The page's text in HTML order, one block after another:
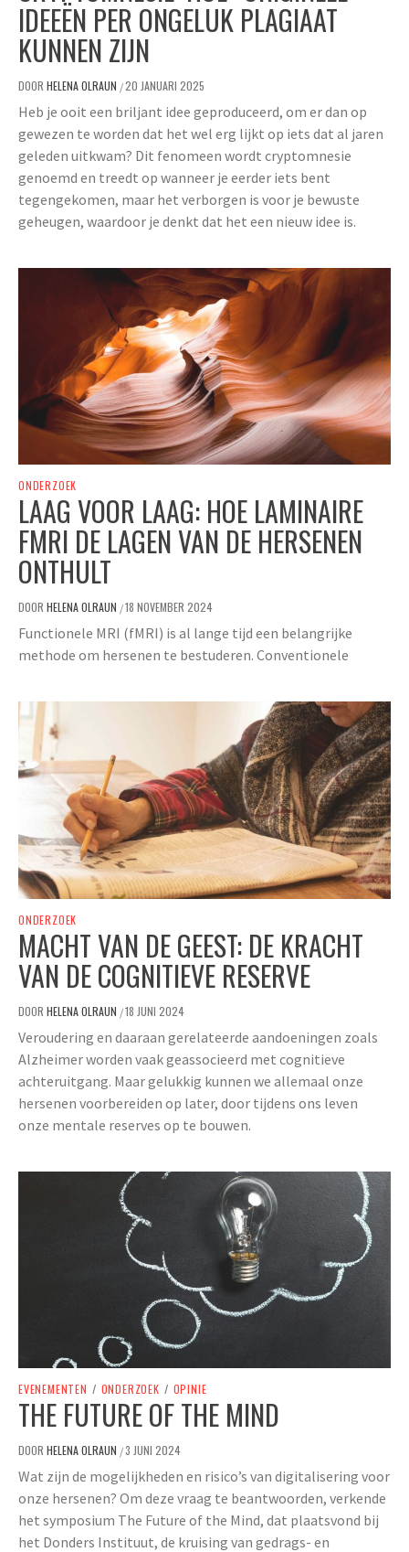
IDEEËN PER ONGELUK PLAGIAAT
KUNNEN ZIJN
DOOR HELENA OLRAUN /20 JANUARI 2025
Heb je ooit een briljant idee geproduceerd, om er dan op
gewezen te worden dat het wel erg lijkt op iets dat al jaren
geleden uitkwam? Dit fenomeen wordt cryptomnesie
genoemd en treedt op wanneer je eerder iets bent
tegengekomen, maar het verborgen is voor je bewuste
geheugen, waardoor je denkt dat het een nieuw idee is.
ONDERZOEK
LAAG VOOR LAAG: HOE LAMINAIRE
FMRI DE LAGEN VAN DE HERSENEN
ONTHULT
DOOR HELENA OLRAUN /18 NOVEMBER 2024
Functionele MRI (fMRI) is al lange tijd een belangrijke
methode om hersenen te bestuderen. Conventionele
ONDERZOEK
MACHT VAN DE GEEST: DE KRACHT
VAN DE COGNITIEVE RESERVE
DOOR HELENA OLRAUN /18 JUNI 2024
Veroudering en daaraan gerelateerde aandoeningen zoals
Alzheimer worden vaak geassocieerd met cognitieve
achteruitgang. Maar gelukkig kunnen we allemaal onze
hersenen voorbereiden op later, door tijdens ons leven
onze mentale reserves op te bouwen.
EVENEMENTEN / ONDERZOEK / OPINIE
THE FUTURE OF THE MIND
DOOR HELENA OLRAUN /3 JUNI 2024
Wat zijn de mogelijkheden en risico’s van digitalisering voor
onze hersenen? Om deze vraag te beantwoorden, verkende
het symposium The Future of the Mind, dat plaatsvond bij
het Donders Instituut, de kruising van gedrags- en